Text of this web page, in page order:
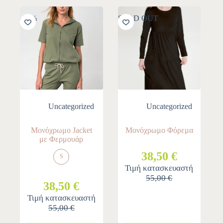
-30%
Uncategorized
Μονόχρωμο Jacket
με Φερμουάρ
S
38,50 €
Τιμή κατασκευαστή
55,00 €
SOLD OUT
Uncategorized
Μονόχρωμο Φόρεμα
38,50 €
Τιμή κατασκευαστή
55,00 €